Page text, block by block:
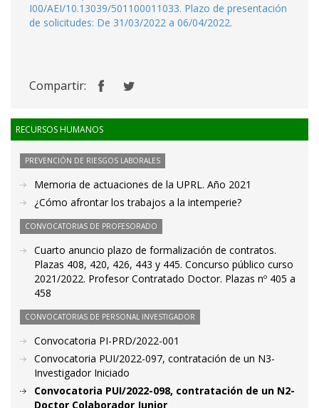
I00/AEI/10.13039/501100011033. Plazo de presentación
de solicitudes: De 31/03/2022 a 06/04/2022.
Compartir:
RECURSOS HUMANOS
PREVENCIÓN DE RIESGOS LABORALES
Memoria de actuaciones de la UPRL. Año 2021
¿Cómo afrontar los trabajos a la intemperie?
CONVOCATORIAS DE PROFESORADO
Cuarto anuncio plazo de formalización de contratos.
Plazas 408, 420, 426, 443 y 445. Concurso público curso
2021/2022. Profesor Contratado Doctor. Plazas nº 405 a
458
CONVOCATORIAS DE PERSONAL INVESTIGADOR
Convocatoria PI-PRD/2022-001
Convocatoria PUI/2022-097, contratación de un N3-
Investigador Iniciado
Convocatoria PUI/2022-098, contratación de un N2-
Doctor Colaborador Junior